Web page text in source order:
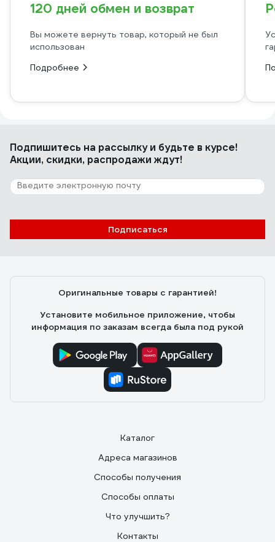
120 дней обмен и возврат
Вы можете вернуть товар, который не был
использован
Подробнее
Подпишитесь на рассылкуи будьте в курсе!
Акции, скидки, распродажи ждут!
Подписаться
Оригинальные товары с гарантией!
Установите мобильное приложение, чтобы
информация по заказам всегда была под рукой
Каталог
Адреса магазинов
Способы получения
Способы оплаты
Что улучшить?
Контакты